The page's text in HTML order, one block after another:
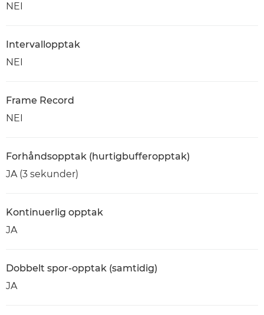
NEI
Intervallopptak
NEI
Frame Record
NEI
Forhåndsopptak (hurtigbufferopptak)
JA (3 sekunder)
Kontinuerlig opptak
JA
Dobbelt spor-opptak (samtidig)
JA